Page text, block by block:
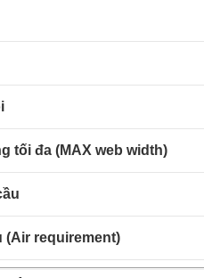
tối đa (MAX web width)
(Air requirement)